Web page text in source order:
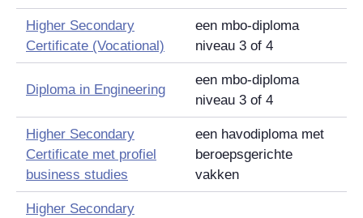
Higher Secondary
Certificate (Vocational)
een mbo-diploma
niveau 3 of 4
Diploma in Engineering
een mbo-diploma
niveau 3 of 4
Higher Secondary
Certificate met profiel
business studies
een havodiploma met
beroepsgerichte
vakken
Higher Secondary